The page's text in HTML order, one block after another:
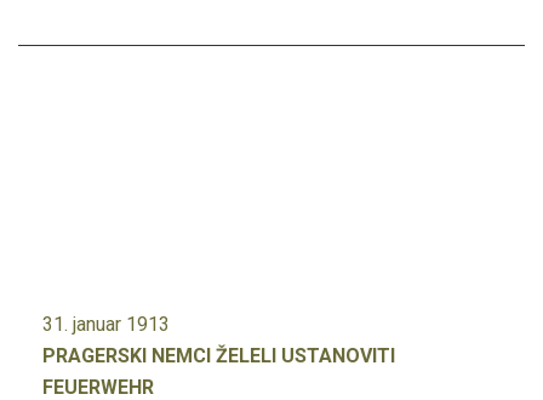
31. januar 1913
PRAGERSKI NEMCI ŽELELI USTANOVITI
FEUERWEHR